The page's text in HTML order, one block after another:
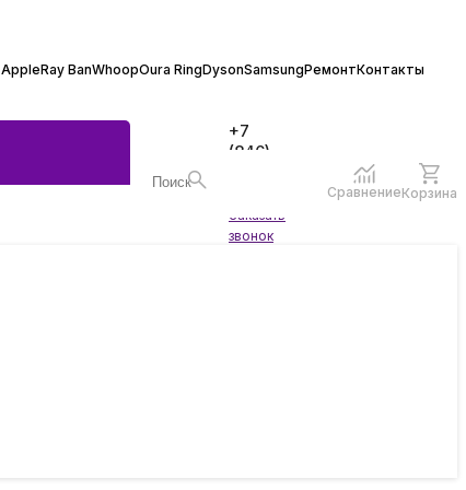
AppleRay BanWhoopOura RingDysonSamsungРемонтКонтакты
+7
(846)
Заказать
звонок
СравнениеКорзина